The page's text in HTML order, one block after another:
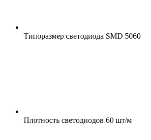
Типоразмер светодиода SMD 5060
Плотность светодиодов 60 шт/м